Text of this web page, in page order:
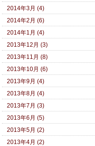
2014年3月 (4)
2014年2月 (6)
2014年1月 (4)
2013年12月 (3)
2013年11月 (8)
2013年10月 (6)
2013年9月 (4)
2013年8月 (4)
2013年7月 (3)
2013年6月 (5)
2013年5月 (2)
2013年4月 (2)